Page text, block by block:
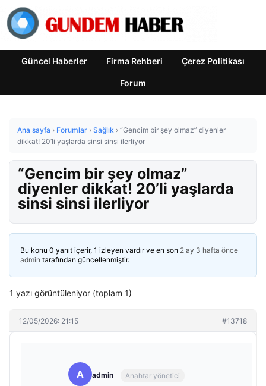
Güncel Haberler Firma Rehberi Çerez Politikası
Forum
Ana sayfa › Forumlar › Sağlık › “Gencim bir şey olmaz” diyenler
dikkat! 20’li yaşlarda sinsi sinsi ilerliyor
“Gencim bir şey olmaz”
diyenler dikkat! 20’li yaşlarda
sinsi sinsi ilerliyor
Bu konu 0 yanıt içerir, 1 izleyen vardır ve en son 2 ay 3 hafta önce
admin tarafından güncellenmiştir.
1 yazı görüntüleniyor (toplam 1)
12/05/2026: 21:15 #13718
A admin Anahtar yönetici